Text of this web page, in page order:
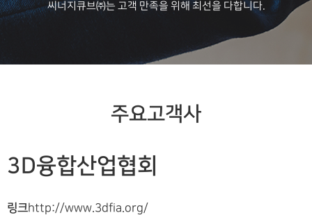
씨너지큐브㈜는 고객 만족을 위해 최선을 다합니다.
주요고객사
3D융합산업협회
링크http://www.3dfia.org/